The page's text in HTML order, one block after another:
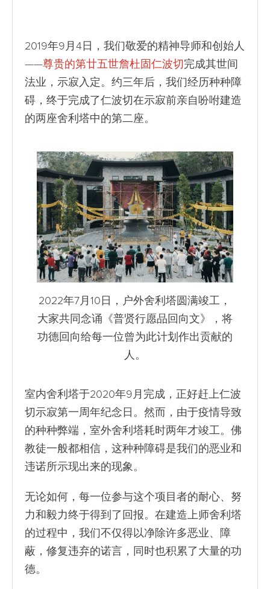
2019年9月4日，我们敬爱的精神导师和创始人
——尊贵的第廿五世詹杜固仁波切完成其世间
法业，示寂入定。约三年后，我们经历种种障
碍，终于完成了仁波切在示寂前亲自吩咐建造
的两座舍利塔中的第二座。
2022年7月10日，户外舍利塔圆满竣工，
大家共同念诵《普贤行愿品回向文》，将
功德回向给每一位曾为此计划作出贡献的
人。
室内舍利塔于2020年9月完成，正好赶上仁波
切示寂第一周年纪念日。然而，由于疫情导致
的种种弊端，室外舍利塔耗时两年才竣工。佛
教徒一般都相信，这种种障碍是我们的恶业和
违诺所示现出来的现象。
无论如何，每一位参与这个项目者的耐心、努
力和毅力终于得到了回报。在建造上师舍利塔
的过程中，我们不仅得以净除许多恶业、障
蔽，修复违弃的诺言，同时也积累了大量的功
德。